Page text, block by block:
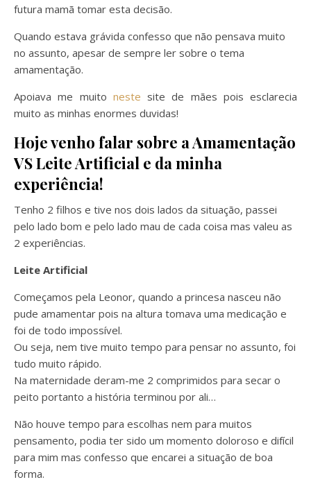
futura mamã tomar esta decisão.
Quando estava grávida confesso que não pensava muito
no assunto, apesar de sempre ler sobre o tema
amamentação.
Apoiava me muito neste site de mães pois esclarecia
muito as minhas enormes duvidas!
Hoje venho falar sobre a Amamentação
VS Leite Artificial e da minha
experiência!
Tenho 2 filhos e tive nos dois lados da situação, passei
pelo lado bom e pelo lado mau de cada coisa mas valeu as
2 experiências.
Leite Artificial
Começamos pela Leonor, quando a princesa nasceu não
pude amamentar pois na altura tomava uma medicação e
foi de todo impossível.
Ou seja, nem tive muito tempo para pensar no assunto, foi
tudo muito rápido.
Na maternidade deram-me 2 comprimidos para secar o
peito portanto a história terminou por ali…
Não houve tempo para escolhas nem para muitos
pensamento, podia ter sido um momento doloroso e difícil
para mim mas confesso que encarei a situação de boa
forma.